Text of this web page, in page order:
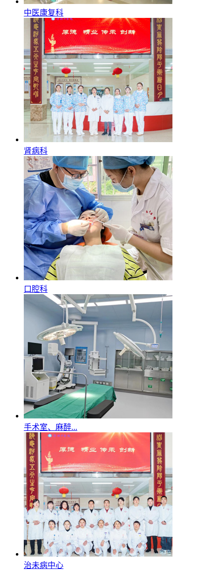
中医康复科
肾病科
口腔科
手术室、麻醉...
治未病中心